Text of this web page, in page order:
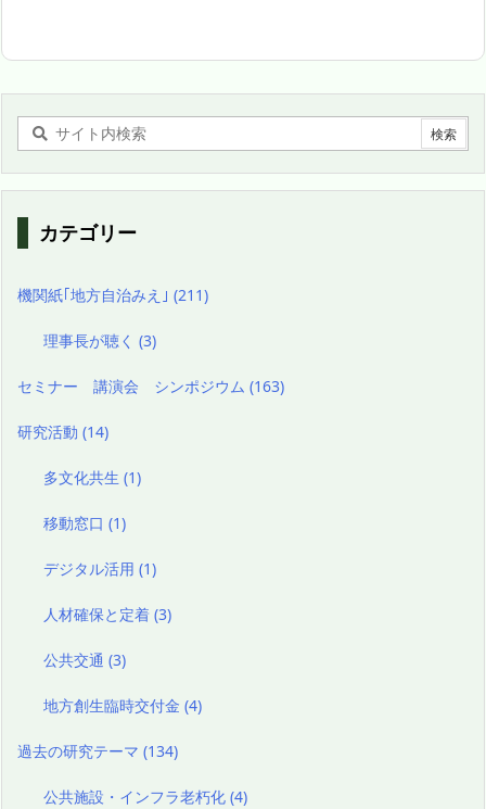
カテゴリー
機関紙｢地方自治みえ｣ (211)
理事長が聴く(3)
セミナー 講演会 シンポジウム (163)
研究活動 (14)
多文化共生(1)
移動窓口(1)
デジタル活用(1)
人材確保と定着(3)
公共交通(3)
地方創生臨時交付金(4)
過去の研究テーマ (134)
公共施設・インフラ老朽化(4)